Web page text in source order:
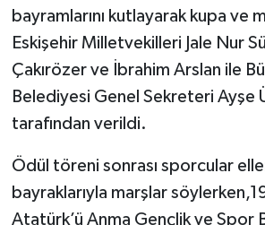
bayramlarını kutlayarak kupa ve
Eskişehir Milletvekilleri Jale Nur
Çakırözer ve İbrahim Arslan ile
Belediyesi Genel Sekreteri Ayşe
tarafından verildi.
Ödül töreni sonrası sporcular
bayraklarıyla marşlar
Atatürk’ü Anma Gençlik ve Spor